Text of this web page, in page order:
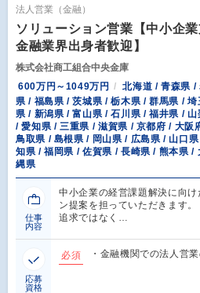
法人営業（金融）
ソリューション営業【中小企
金融業界出身者歓迎】
株式会社商工組合中央金庫
600万円～1049万円
北海道 / 青森県 /
県 / 福島県 / 茨城県 / 栃木県 / 群馬県 /
県 / 新潟県 / 富山県 / 石川県 / 福井県 /
/ 愛知県 / 三重県 / 滋賀県 / 京都府 / 大阪
鳥取県 / 島根県 / 岡山県 / 広島県 / 山口
知県 / 福岡県 / 佐賀県 / 長崎県 / 熊本県 /
縄県
仕事
内容
中小企業の経営課題解決に向
ン提案を担っていただきます
追求ではなく…
応募
資格
必須 ・金融機関での法人営